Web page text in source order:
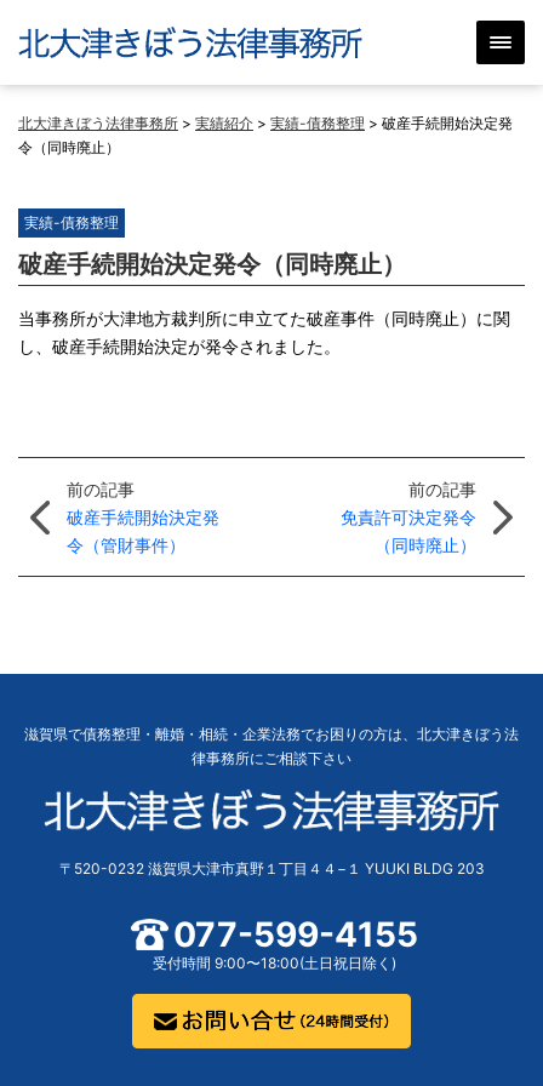
北大津きぼう法律事務所 > 実績紹介 > 実績-債務整理 > 破産手続開始決定発
令（同時廃止）
実績-債務整理
破産手続開始決定発令（同時廃止）
当事務所が大津地方裁判所に申立てた破産事件（同時廃止）に関
し、破産手続開始決定が発令されました。
前の記事
破産手続開始決定発
令（管財事件）
前の記事
免責許可決定発令
（同時廃止）
滋賀県で債務整理・離婚・相続・企業法務でお困りの方は、北大津きぼう法
律事務所にご相談下さい
〒520-0232 滋賀県大津市真野１丁目４４−１ YUUKI BLDG 203
077-599-4155
受付時間 9:00〜18:00(土日祝日除く)